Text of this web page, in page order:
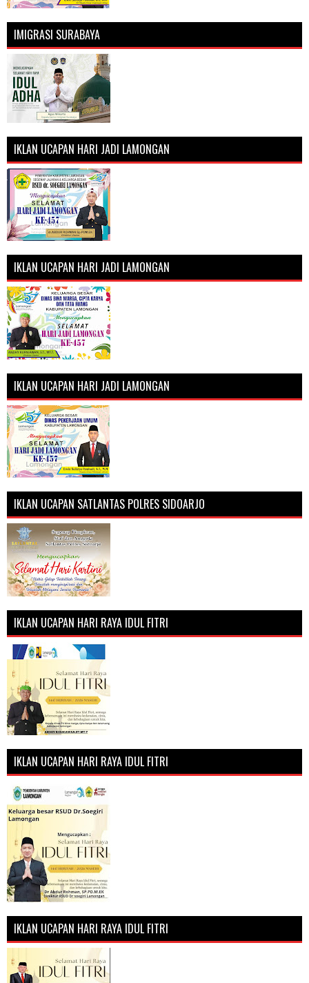
IMIGRASI SURABAYA
IKLAN UCAPAN HARI JADI LAMONGAN
IKLAN UCAPAN HARI JADI LAMONGAN
IKLAN UCAPAN HARI JADI LAMONGAN
IKLAN UCAPAN SATLANTAS POLRES SIDOARJO
IKLAN UCAPAN HARI RAYA IDUL FITRI
IKLAN UCAPAN HARI RAYA IDUL FITRI
IKLAN UCAPAN HARI RAYA IDUL FITRI